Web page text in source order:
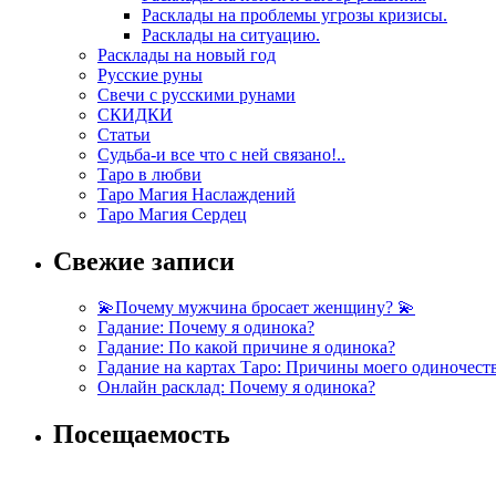
Расклады на проблемы угрозы кризисы.
Расклады на ситуацию.
Расклады на новый год
Русские руны
Свечи с русскими рунами
СКИДКИ
Статьи
Судьба-и все что с ней связано!..
Таро в любви
Таро Магия Наслаждений
Таро Магия Сердец
Свежие записи
💫Почему мужчина бросает женщину? 💫
Гадание: Почему я одинока?
Гадание: По какой причине я одинока?
Гадание на картах Таро: Причины моего
Онлайн расклад: Почему я одинока?
Посещаемость